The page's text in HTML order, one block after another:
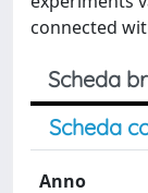
connected
Scheda
Scheda
Anno